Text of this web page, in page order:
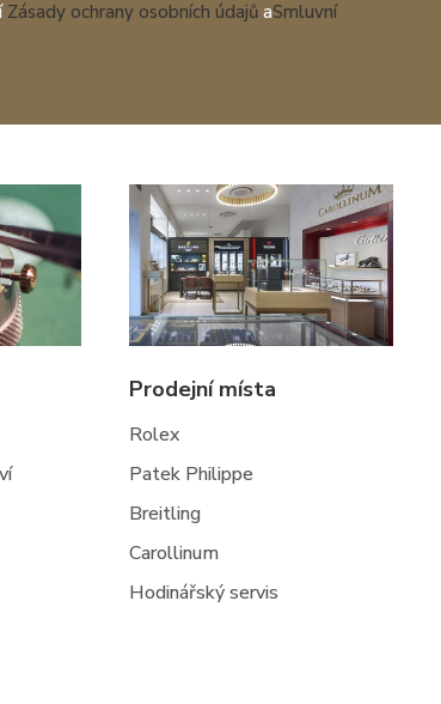
Zásady ochrany osobních údajů aSmluvní
Prodejní místa
Rolex
Patek Philippe
Breitling
Carollinum
Hodinářský servis